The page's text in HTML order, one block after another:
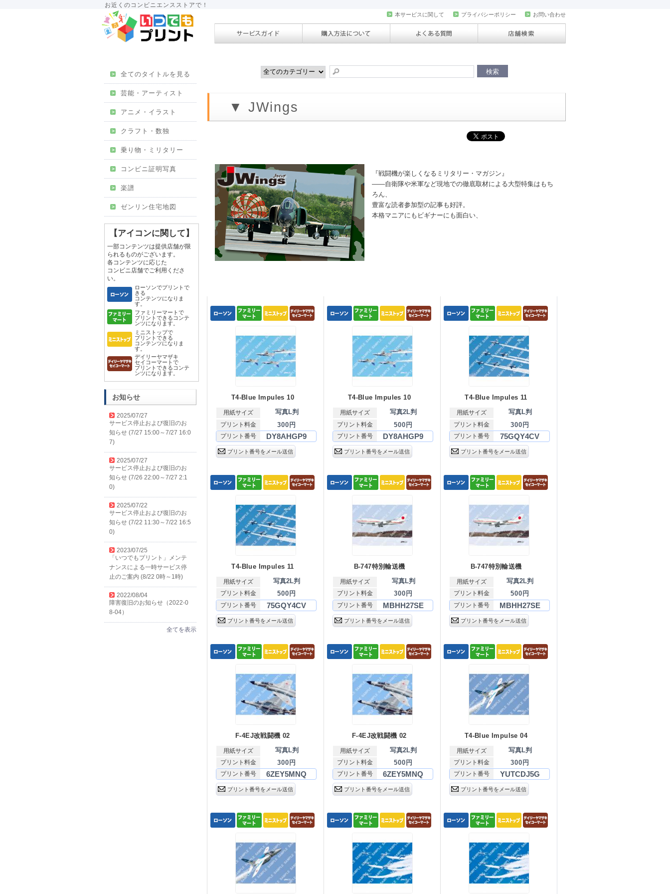
お近くのコンビニエンスストアで！
> 本サービスに関して > プライバシーポリシー > お問い合わせ
> 全てのタイトルを見る
> 芸能・アーティスト
> アニメ・イラスト
> クラフト・数独
> 乗り物・ミリタリー
> コンビニ証明写真
> 楽譜
> ゼンリン住宅地図
【アイコンに関して】
一部コンテンツは提供店舗が限
られるものがございます。
各コンテンツに応じた
コンビニ店舗でご利用くださ
い。
ローソンでプリントで
きる
コンテンツになりま
す。
ファミリーマートで
プリントできるコンテ
ンツになります。
ミニストップで
プリントできる
コンテンツになりま
す。
デイリーヤマザキ
セイコーマートで
プリントできるコンテ
ンツになります。
お知らせ
2025/07/27
サービス停止および復旧のお
知らせ (7/27 15:00～7/27 16:0
7)
2025/07/27
サービス停止および復旧のお
知らせ (7/26 22:00～7/27 2:1
0)
2025/07/22
サービス停止および復旧のお
知らせ (7/22 11:30～7/22 16:5
0)
2023/07/25
「いつでもプリント」メンテ
ナンスによる一時サービス停
止のご案内 (8/22 0時～1時)
2022/08/04
障害復旧のお知らせ（2022-0
8-04）
全てを表示
▼ JWings
『戦闘機が楽しくなるミリタリー・マガジン』
――自衛隊や米軍など現地での徹底取材による大型特集はもち
ろん、
豊富な読者参加型の記事も好評。
本格マニアにもビギナーにも面白い、
T4-Blue Impules 10
用紙サイズ 写真L判
プリント料金 300円
プリント番号 DY8AHGP9
プリント番号をメール送信
T4-Blue Impules 10
用紙サイズ 写真2L判
プリント料金 500円
プリント番号 DY8AHGP9
プリント番号をメール送信
T4-Blue Impules 11
用紙サイズ 写真L判
プリント料金 300円
プリント番号 75GQY4CV
プリント番号をメール送信
T4-Blue Impules 11
用紙サイズ 写真2L判
プリント料金 500円
プリント番号 75GQY4CV
プリント番号をメール送信
B-747特別輸送機
用紙サイズ 写真L判
プリント料金 300円
プリント番号 MBHH27SE
プリント番号をメール送信
B-747特別輸送機
用紙サイズ 写真2L判
プリント料金 500円
プリント番号 MBHH27SE
プリント番号をメール送信
F-4EJ改戦闘機 02
用紙サイズ 写真L判
プリント料金 300円
プリント番号 6ZEY5MNQ
プリント番号をメール送信
F-4EJ改戦闘機 02
用紙サイズ 写真2L判
プリント料金 500円
プリント番号 6ZEY5MNQ
プリント番号をメール送信
T4-Blue Impulse 04
用紙サイズ 写真L判
プリント料金 300円
プリント番号 YUTCDJ5G
プリント番号をメール送信